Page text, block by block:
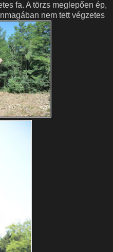
fa. A törzs meglepően ép,
nem tett végzetes